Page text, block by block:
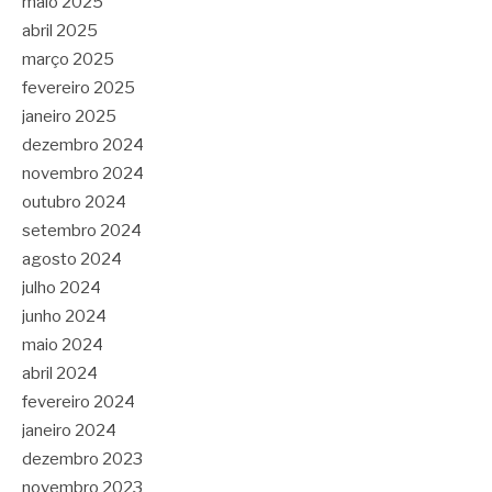
abril 2025
março 2025
fevereiro 2025
janeiro 2025
dezembro 2024
novembro 2024
outubro 2024
setembro 2024
agosto 2024
julho 2024
junho 2024
maio 2024
abril 2024
fevereiro 2024
janeiro 2024
dezembro 2023
novembro 2023